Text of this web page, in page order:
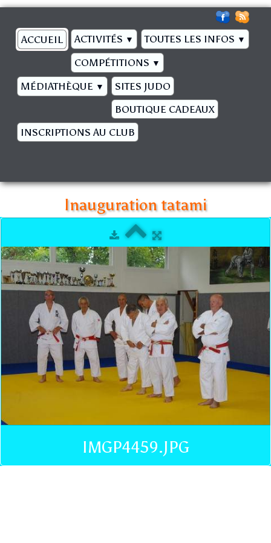
ACCUEIL ACTIVITÉS ▼ TOUTES LES INFOS ▼
COMPÉTITIONS ▼
MÉDIATHÈQUE ▼
SITES JUDO
BOUTIQUE CADEAUX
INSCRIPTIONS AU CLUB
Inauguration tatami
IMGP4459.JPG